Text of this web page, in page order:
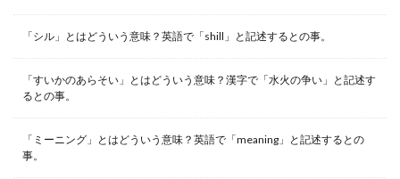
「シル」とはどういう意味？英語で「shill」と記述するとの事。
「すいかのあらそい」とはどういう意味？漢字で「水火の争い」と記述す
るとの事。
「ミーニング」とはどういう意味？英語で「meaning」と記述するとの
事。